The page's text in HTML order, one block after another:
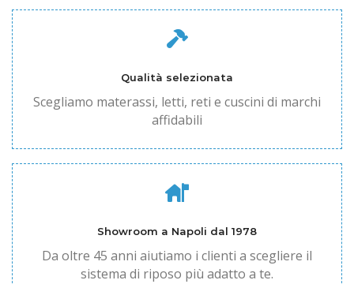
Qualità selezionata
Scegliamo materassi, letti, reti e cuscini di marchi
affidabili
Showroom a Napoli dal 1978
Da oltre 45 anni aiutiamo i clienti a scegliere il
sistema di riposo più adatto a te.